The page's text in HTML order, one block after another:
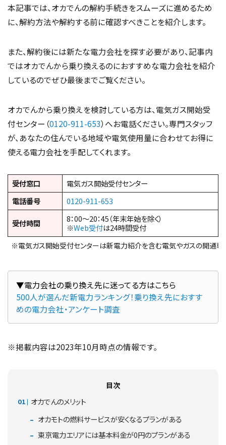
本記事では、オカでんの解約手続きをスムーズに進めるため
に、解約方法や解約する前に確認すべきことを紹介します。
また、解約後には新たな電力会社を探す必要があり、記事内
ではオカでんから乗り換えるのにおすすめな電力会社を紹介
しているのでぜひ最後までご覧ください。
オカでんから乗り換えを検討している方は、電気ガス開始受
付センター（0120-911-653）へお電話ください。専門スタッフ
が、あなたの住んでいる地域や電気使用量に合わせてお得に
使える電力会社を手配してくれます。
受付窓口
電気ガス開始受付センター
電話番号
0120-911-653
受付時間
8：00～20：45（年末年始を除く）
※Web受付は24時間受付
※電気ガス開始受付センターは新電力紹介を含む電気やガスの開通専
500人が選んだ新電力ランキング！乗り換え先におすす
めの電力会社・アンケート調査
※掲載内容は2023年10月時点の情報です。
目次
オカでんのメリット
オカモトの燃料サービスが安くなるプランがある
東京電力エリアには基本料金が0円のプランがある